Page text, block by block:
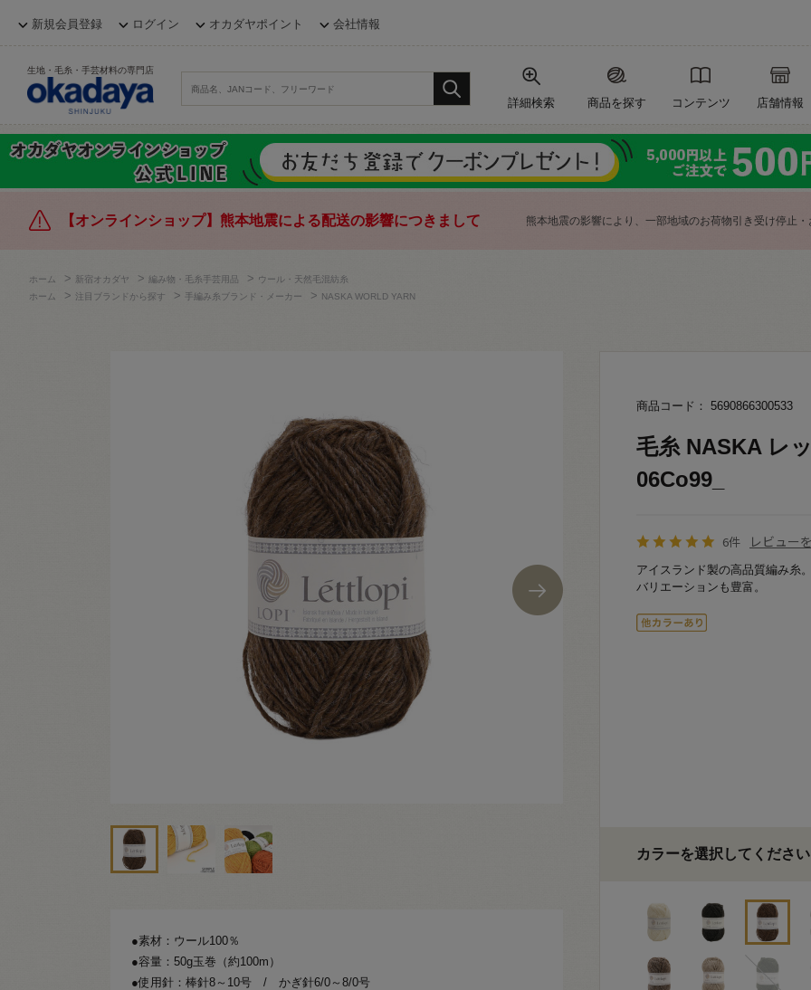
新規会員登録 ログイン オカダヤポイント 会社情報
生地・毛糸・手芸材料の専門店
詳細検索 商品を探す コンテンツ 店舗情報
【オンラインショップ】熊本地震による配送の影響につきまして 熊本地震の影響により、一部地域のお荷物引き受け停止
ホーム > 新宿オカダヤ > 編み物・毛糸手芸用品 > ウール・天然毛混紡糸
ホーム
> 注目ブランドから探す > 手編み糸ブランド・メーカー > NASKA WORLD YARN
●素材：ウール100％
●容量：50g玉巻（約100m）
●使用針：棒針8～10号 / かぎ針6/0～8/0号
商品コード： 5690866300533
毛糸 NASKA レ
06Co99_
6件 レビュー
アイスランド製の高品質編み糸
バリエーションも豊富。
カラーを選択してください